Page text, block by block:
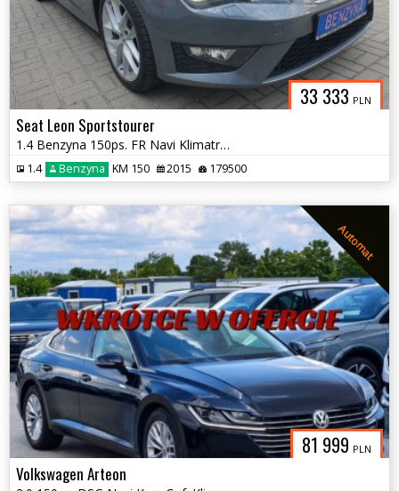
33 333 PLN
Seat Leon Sportstourer
1.4 Benzyna 150ps. FR Navi Klimatronic x2 Grzane Fotele
1.4 Benzyna KM 150 2015 179500
81 999 PLN
Automat
Volkswagen Arteon